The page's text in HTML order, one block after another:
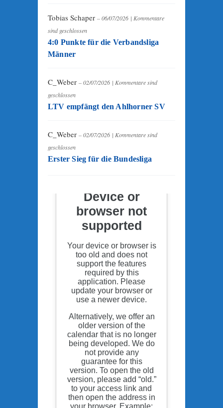
Tobias Schaper – 06/07/2026 | Kommentare
sind geschlossen
4:0 Punkte für die Verbandsliga
Männer
C_Weber – 02/07/2026 | Kommentare sind
geschlossen
LTV empfängt den Ahlhorner SV
C_Weber – 02/07/2026 | Kommentare sind
geschlossen
Erster Sieg für die Bundesliga